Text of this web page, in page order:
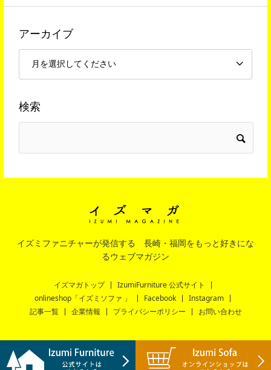
アーカイブ
検索
イズミファニチャーが発信する 長崎・福岡をもっと好きにな
るウェブマガジン
イズマガトップ
IzumiFurniture 公式サイト
onlineshop「イズミソファ 」
Facebook
Instagram
記事一覧
企業情報 プライバシーポリシー お問い合わせ
Copyright © IZUMI FURNITURE All Rights Reserved.